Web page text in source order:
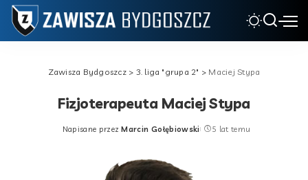
Zawisza Bydgoszcz> 3. liga "grupa 2" > Maciej Stypa
Fizjoterapeuta Maciej Stypa
Posted
Napisane przez Marcin Gołębiowski 5 lat temu